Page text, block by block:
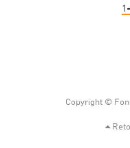
Copyright ©